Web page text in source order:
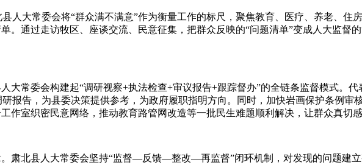
大常委会将“群众满不满意”作为衡量工作的标尺，聚焦教育、医疗、养老、住
。通过走访牧区、座谈交流、民意征集，把群众反映的“问题清单”变成人大监督
常委会构建起“调研视察+执法检查+审议报告+跟踪督办”的全链条监督模式。
报告，为县委决策提供参考，为政府履职指明方向。同时，加快岩画保护条例
作室织密民意网络，推动教育路管网改造等一批民生难题顺利解决，让群众真切
北县人大常委会坚持“监督—反馈—整改—再监督”闭环机制，对发现的问题建立